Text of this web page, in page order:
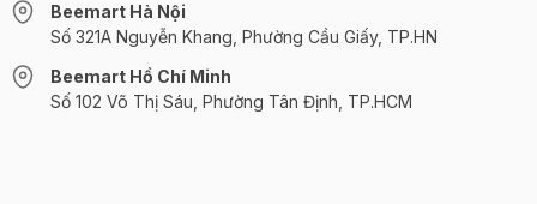
Beemart Hà Nội
Số 321A Nguyễn Khang, Phường Cầu Giấy, TP.HN
Beemart Hồ Chí Minh
Số 102 Võ Thị Sáu, Phường Tân Định, TP.HCM